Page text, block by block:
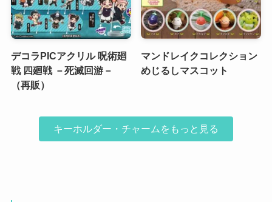
デコラPICアクリル 呪術廻
戦 四廻戦 －死滅回游－
（再販）
マンドレイクコレクション
めじるしマスコット
キーホルダー・チャームをもっと見る